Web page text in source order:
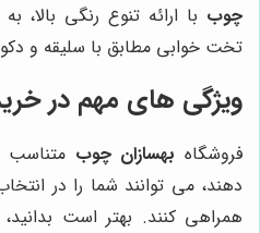
چوب با ارائه تنوع رنگی
تخت خوابی مطابق با سلیقه و
ویژگی های مهم در
فروشگاه بهسازان چوب متناسب
دهند، می توانند شما را در
همراهی کنند. بهتر است